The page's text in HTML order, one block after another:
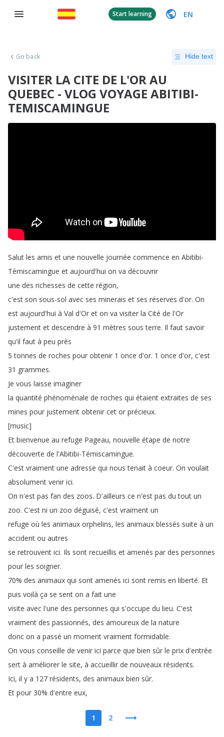
Start learning EN
Go back Hide text
VISITER LA CITE DE L'OR AU
QUEBEC - VLOG VOYAGE ABITIBI-
TEMISCAMINGUE
Salut les amis et une nouvelle journée commence en Abitibi-
Témiscamingue et aujourd'hui on va découvrir
une des richesses de cette région,
c'est son sous-sol avec ses minerais et ses réserves d'or. On
est aujourd'hui à Val d'Or et on va visiter la Cité de l'Or
justement et descendre à 91 mètres sous terre. Il faut savoir
qu'il faut à peu près
5tonnes de roches pour obtenir 1 once d'or. 1 once d'or, c'est
31 grammes.
Je vous laisse imaginer
la quantité phénoménale de roches qui étaient extraites de ses
mines pour justement obtenir cet or précieux.
[music]
Et bienvenue au refuge Pageau, nouvelle étape de notre
découverte de l'Abitibi-Témiscamingue.
C'est vraiment une adresse qui nous tenait à coeur. On voulait
absolument venir ici.
On n'est pas fan des zoos. D'ailleurs ce n'est pas du tout un
zoo. C'est ni un zoo déguisé, c'est vraiment un
refuge où les animaux orphelins, les animaux blessés suite à un
accident ou autres
se retrouvent ici. Ils sont recueillis et amenés par des personnes
pour les soigner.
70% des animaux qui sont amenés ici sont remis en liberté. Et
puis voilà ça se sent on a fait une
visite avec l'une des personnes qui s'occupe du lieu. C'est
vraiment des passionnés, des amoureux de la nature
donc on a passé un moment vraiment formidable.
On vous conseille de venir ici parce que bien sûr le prix d'entrée
sert à améliorer le site, à accueillir de nouveaux résidents.
Ici, il y a 127 résidents, des animaux bien sûr.
Et pour 30% d'entre eux,
1 2